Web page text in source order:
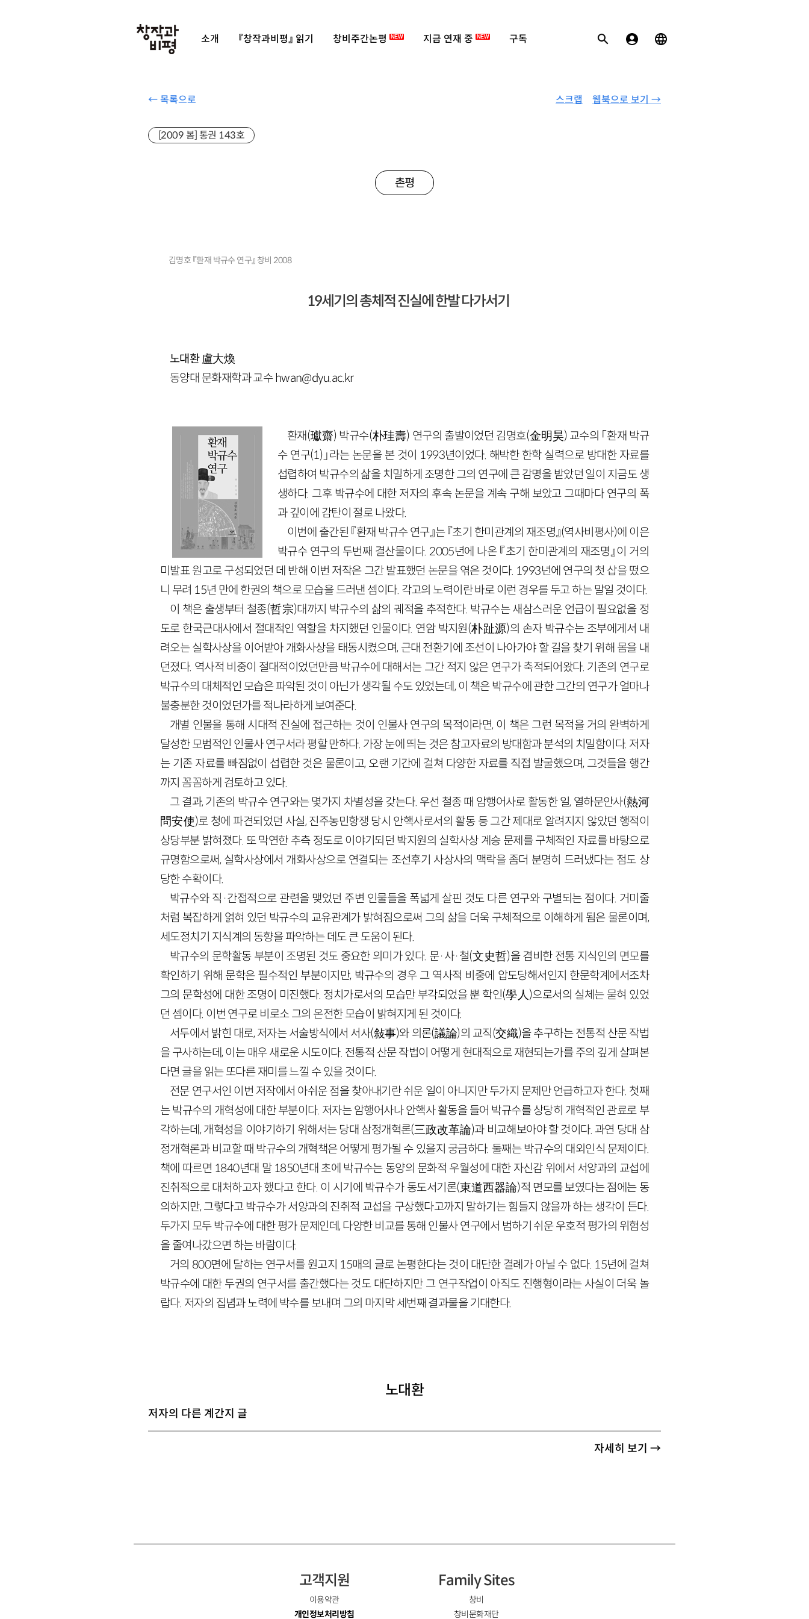
소개 『창작과비평』 읽기 창비주간논평 NEW 지금 연재 중 NEW 구독
← 목록으로 웹북으로 보기 →
스크랩
[2009 봄] 통권 143호
촌평
김명호 『환재 박규수 연구』 창비 2008
19세기의 총체적 진실에 한발 다가서기
노대환盧大煥
동양대 문화재학과 교수 hwan@dyu.ac.kr
환재(瓛齋) 박규수(朴珪壽) 연구의 출발이었던 김명호(金明昊) 교수의 「환재 박규
수 연구(1)」라는 논문을 본 것이 1993년이었다. 해박한 한학 실력으로 방대한 자료를
섭렵하여 박규수의 삶을 치밀하게 조명한 그의 연구에 큰 감명을 받았던 일이 지금도 생
생하다. 그후 박규수에 대한 저자의 후속 논문을 계속 구해 보았고 그때마다 연구의 폭
과 깊이에 감탄이 절로 나왔다.
이번에 출간된 『환재 박규수 연구』는 『초기 한미관계의 재조명』(역사비평사)에 이은
박규수 연구의 두번째 결산물이다. 2005년에 나온 『초기 한미관계의 재조명』이 거의
미발표 원고로 구성되었던 데 반해 이번 저작은 그간 발표했던 논문을 엮은 것이다. 1993년에 연구의 첫 삽을 떴으
니 무려 15년 만에 한권의 책으로 모습을 드러낸 셈이다. 각고의 노력이란 바로 이런 경우를 두고 하는 말일 것이다.
이 책은 출생부터 철종(哲宗)대까지 박규수의 삶의 궤적을 추적한다. 박규수는 새삼스러운 언급이 필요없을 정
도로 한국근대사에서 절대적인 역할을 차지했던 인물이다. 연암 박지원(朴趾源)의 손자 박규수는 조부에게서 내
려오는 실학사상을 이어받아 개화사상을 태동시켰으며, 근대 전환기에 조선이 나아가야 할 길을 찾기 위해 몸을 내
던졌다. 역사적 비중이 절대적이었던만큼 박규수에 대해서는 그간 적지 않은 연구가 축적되어왔다. 기존의 연구로
박규수의 대체적인 모습은 파악된 것이 아닌가 생각될 수도 있었는데, 이 책은 박규수에 관한 그간의 연구가 얼마나
불충분한 것이었던가를 적나라하게 보여준다.
개별 인물을 통해 시대적 진실에 접근하는 것이 인물사 연구의 목적이라면, 이 책은 그런 목적을 거의 완벽하게
달성한 모범적인 인물사 연구서라 평할 만하다. 가장 눈에 띄는 것은 참고자료의 방대함과 분석의 치밀함이다. 저자
는 기존 자료를 빠짐없이 섭렵한 것은 물론이고, 오랜 기간에 걸쳐 다양한 자료를 직접 발굴했으며, 그것들을 행간
까지 꼼꼼하게 검토하고 있다.
그 결과, 기존의 박규수 연구와는 몇가지 차별성을 갖는다. 우선 철종 때 암행어사로 활동한 일, 열하문안사(熱河
問安使)로 청에 파견되었던 사실, 진주농민항쟁 당시 안핵사로서의 활동 등 그간 제대로 알려지지 않았던 행적이
상당부분 밝혀졌다. 또 막연한 추측 정도로 이야기되던 박지원의 실학사상 계승 문제를 구체적인 자료를 바탕으로
규명함으로써, 실학사상에서 개화사상으로 연결되는 조선후기 사상사의 맥락을 좀더 분명히 드러냈다는 점도 상
당한 수확이다.
박규수와 직·간접적으로 관련을 맺었던 주변 인물들을 폭넓게 살핀 것도 다른 연구와 구별되는 점이다. 거미줄
처럼 복잡하게 얽혀 있던 박규수의 교유관계가 밝혀짐으로써 그의 삶을 더욱 구체적으로 이해하게 됨은 물론이며,
세도정치기 지식계의 동향을 파악하는 데도 큰 도움이 된다.
박규수의 문학활동 부분이 조명된 것도 중요한 의미가 있다. 문·사·철(文史哲)을 겸비한 전통 지식인의 면모를
확인하기 위해 문학은 필수적인 부분이지만, 박규수의 경우 그 역사적 비중에 압도당해서인지 한문학계에서조차
그의 문학성에 대한 조명이 미진했다. 정치가로서의 모습만 부각되었을 뿐 학인(學人)으로서의 실체는 묻혀 있었
던 셈이다. 이번 연구로 비로소 그의 온전한 모습이 밝혀지게 된 것이다.
서두에서 밝힌 대로, 저자는 서술방식에서 서사(敍事)와 의론(議論)의 교직(交織)을 추구하는 전통적 산문 작법
을 구사하는데, 이는 매우 새로운 시도이다. 전통적 산문 작법이 어떻게 현대적으로 재현되는가를 주의 깊게 살펴본
다면 글을 읽는 또다른 재미를 느낄 수 있을 것이다.
전문 연구서인 이번 저작에서 아쉬운 점을 찾아내기란 쉬운 일이 아니지만 두가지 문제만 언급하고자 한다. 첫째
는 박규수의 개혁성에 대한 부분이다. 저자는 암행어사나 안핵사 활동을 들어 박규수를 상당히 개혁적인 관료로 부
각하는데, 개혁성을 이야기하기 위해서는 당대 삼정개혁론(三政改革論)과 비교해보아야 할 것이다. 과연 당대 삼
정개혁론과 비교할 때 박규수의 개혁책은 어떻게 평가될 수 있을지 궁금하다. 둘째는 박규수의 대외인식 문제이다.
책에 따르면 1840년대 말 1850년대 초에 박규수는 동양의 문화적 우월성에 대한 자신감 위에서 서양과의 교섭에
진취적으로 대처하고자 했다고 한다. 이 시기에 박규수가 동도서기론(東道西器論)적 면모를 보였다는 점에는 동
의하지만, 그렇다고 박규수가 서양과의 진취적 교섭을 구상했다고까지 말하기는 힘들지 않을까 하는 생각이 든다.
두가지 모두 박규수에 대한 평가 문제인데, 다양한 비교를 통해 인물사 연구에서 범하기 쉬운 우호적 평가의 위험성
을 줄여나갔으면 하는 바람이다.
거의 800면에 달하는 연구서를 원고지 15매의 글로 논평한다는 것이 대단한 결례가 아닐 수 없다. 15년에 걸쳐
박규수에 대한 두권의 연구서를 출간했다는 것도 대단하지만 그 연구작업이 아직도 진행형이라는 사실이 더욱 놀
랍다. 저자의 집념과 노력에 박수를 보내며 그의 마지막 세번째 결과물을 기대한다.
노대환
저자의 다른 계간지 글
자세히 보기 →
고객지원
이용약관
개인정보처리방침
Family Sites
창비
창비문화재단